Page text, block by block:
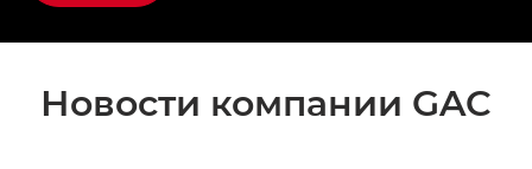
Новости компании GAC